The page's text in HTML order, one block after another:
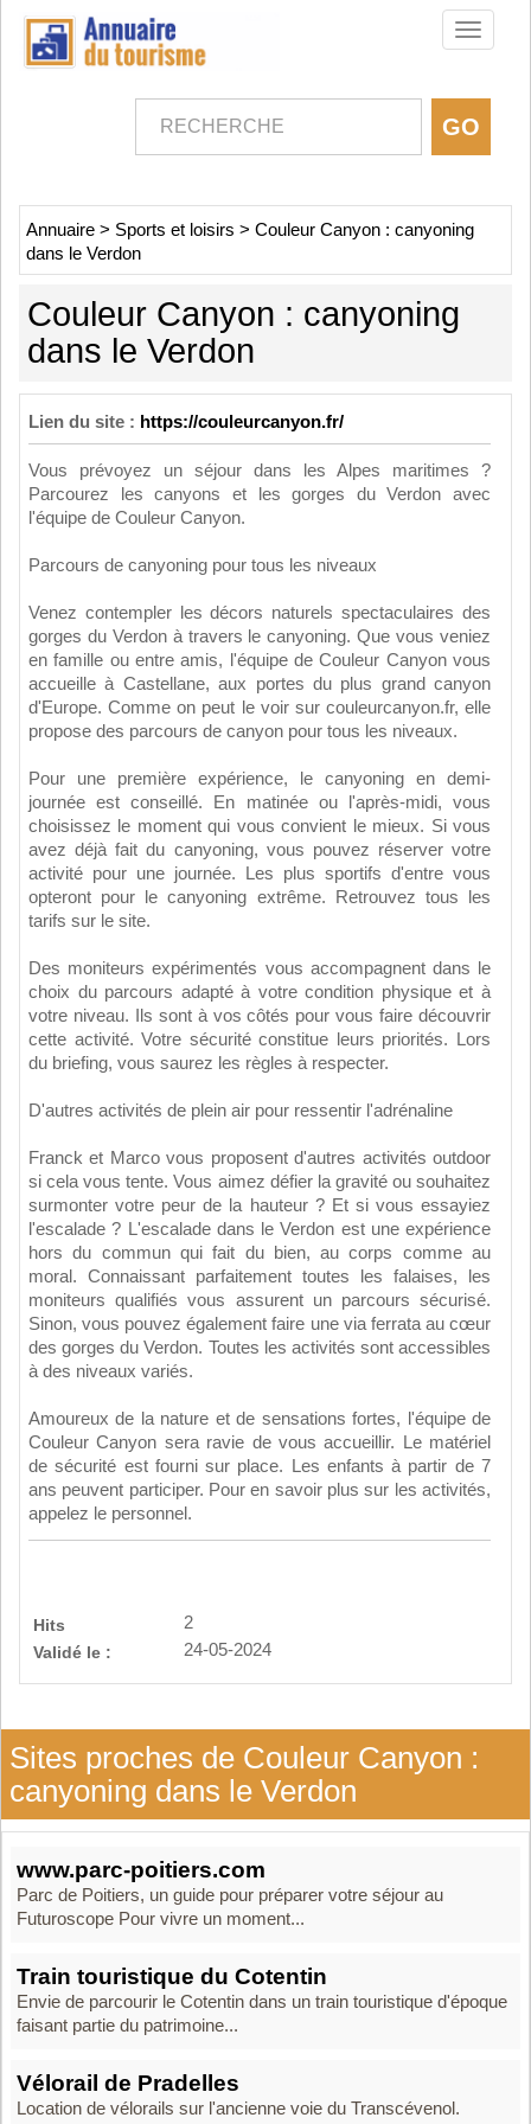
Toggle
Annuaire > Sports et loisirs > Couleur Canyon : canyoning
dans le Verdon
Couleur Canyon : canyoning
dans le Verdon
Lien du site : https://couleurcanyon.fr/
Vous prévoyez un séjour dans les Alpes maritimes ?
Parcourez les canyons et les gorges du Verdon avec
l'équipe de Couleur Canyon.
Parcours de canyoning pour tous les niveaux
Venez contempler les décors naturels spectaculaires des
gorges du Verdon à travers le canyoning. Que vous veniez
en famille ou entre amis, l'équipe de Couleur Canyon vous
accueille à Castellane, aux portes du plus grand canyon
d'Europe. Comme on peut le voir sur couleurcanyon.fr, elle
propose des parcours de canyon pour tous les niveaux.
Pour une première expérience, le canyoning en demi-
journée est conseillé. En matinée ou l'après-midi, vous
choisissez le moment qui vous convient le mieux. Si vous
avez déjà fait du canyoning, vous pouvez réserver votre
activité pour une journée. Les plus sportifs d'entre vous
opteront pour le canyoning extrême. Retrouvez tous les
tarifs sur le site.
Des moniteurs expérimentés vous accompagnent dans le
choix du parcours adapté à votre condition physique et à
votre niveau. Ils sont à vos côtés pour vous faire découvrir
cette activité. Votre sécurité constitue leurs priorités. Lors
du briefing, vous saurez les règles à respecter.
D'autres activités de plein air pour ressentir l'adrénaline
Franck et Marco vous proposent d'autres activités outdoor
si cela vous tente. Vous aimez défier la gravité ou souhaitez
surmonter votre peur de la hauteur ? Et si vous essayiez
l'escalade ? L'escalade dans le Verdon est une expérience
hors du commun qui fait du bien, au corps comme au
moral. Connaissant parfaitement toutes les falaises, les
moniteurs qualifiés vous assurent un parcours sécurisé.
Sinon, vous pouvez également faire une via ferrata au cœur
des gorges du Verdon. Toutes les activités sont accessibles
à des niveaux variés.
Amoureux de la nature et de sensations fortes, l'équipe de
Couleur Canyon sera ravie de vous accueillir. Le matériel
de sécurité est fourni sur place. Les enfants à partir de 7
ans peuvent participer. Pour en savoir plus sur les activités,
appelez le personnel.
Hits
2
Validé le :
24-05-2024
Sites proches de Couleur Canyon :
canyoning dans le Verdon
www.parc-poitiers.com
Parc de Poitiers, un guide pour préparer votre séjour au
Futuroscope Pour vivre un moment...
Train touristique du Cotentin
Envie de parcourir le Cotentin dans un train touristique d'époque
faisant partie du patrimoine...
Vélorail de Pradelles
Location de vélorails sur l'ancienne voie du Transcévenol.